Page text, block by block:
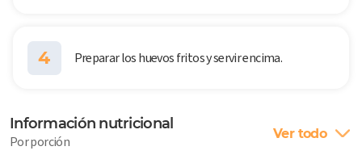
4 Preparar los huevos fritos y servir encima.
Información nutricional
Por porción Ver todo